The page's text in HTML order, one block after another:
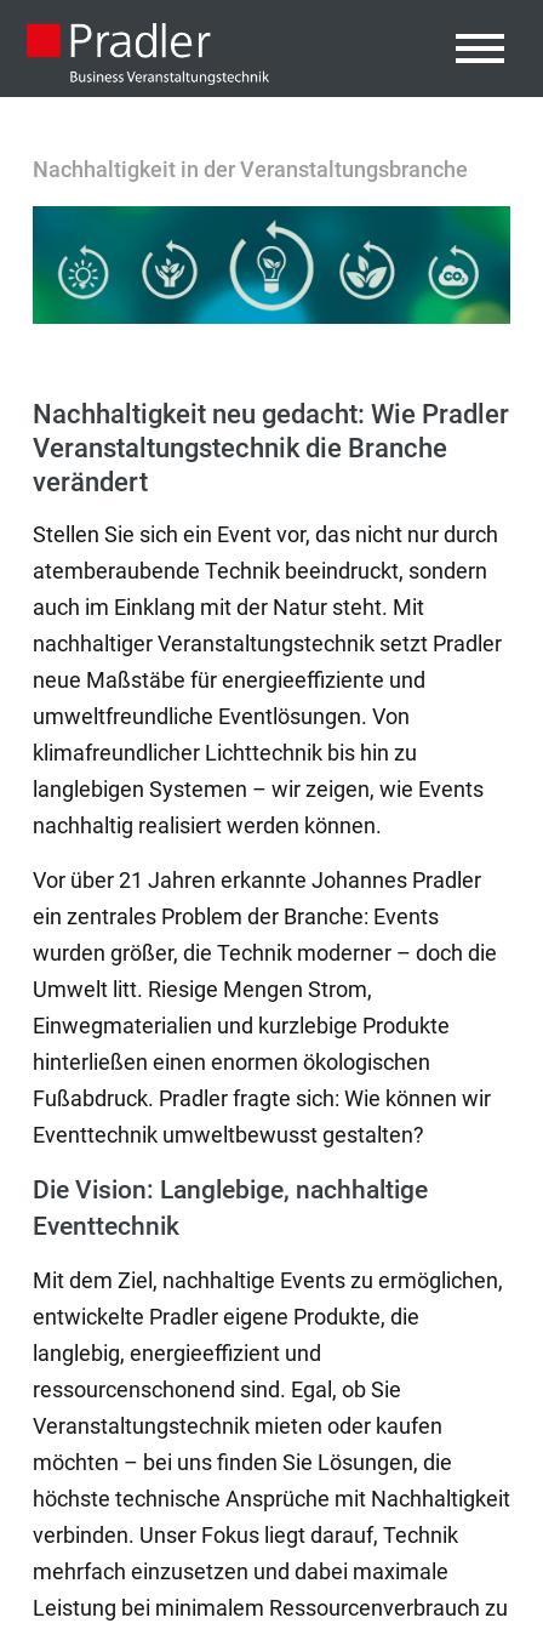
Nachhaltigkeit in der Veranstaltungsbranche
Nachhaltigkeit neu gedacht: Wie Pradler
Veranstaltungstechnik die Branche
verändert
Stellen Sie sich ein Event vor, das nicht nur durch
atemberaubende Technik beeindruckt, sondern
auch im Einklang mit der Natur steht. Mit
nachhaltiger Veranstaltungstechnik setzt Pradler
neue Maßstäbe für energieeffiziente und
umweltfreundliche Eventlösungen. Von
klimafreundlicher Lichttechnik bis hin zu
langlebigen Systemen – wir zeigen, wie Events
nachhaltig realisiert werden können.
Vor über 21 Jahren erkannte Johannes Pradler
ein zentrales Problem der Branche: Events
wurden größer, die Technik moderner – doch die
Umwelt litt. Riesige Mengen Strom,
Einwegmaterialien und kurzlebige Produkte
hinterließen einen enormen ökologischen
Fußabdruck. Pradler fragte sich: Wie können wir
Eventtechnik umweltbewusst gestalten?
Die Vision: Langlebige, nachhaltige
Eventtechnik
Mit dem Ziel, nachhaltige Events zu ermöglichen,
entwickelte Pradler eigene Produkte, die
langlebig, energieeffizient und
ressourcenschonend sind. Egal, ob Sie
Veranstaltungstechnik mieten oder kaufen
möchten – bei uns finden Sie Lösungen, die
höchste technische Ansprüche mit Nachhaltigkeit
verbinden. Unser Fokus liegt darauf, Technik
mehrfach einzusetzen und dabei maximale
Leistung bei minimalem Ressourcenverbrauch zu